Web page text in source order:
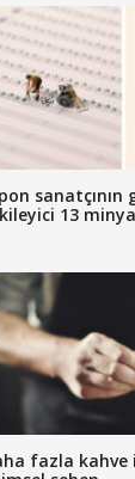
sanatçının
13
fazla kahve